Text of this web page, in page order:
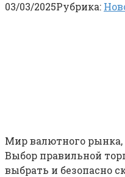
03/03/2025Рубрика:
Мир валютного рынка,
Выбор правильной
выбрать и безопасно